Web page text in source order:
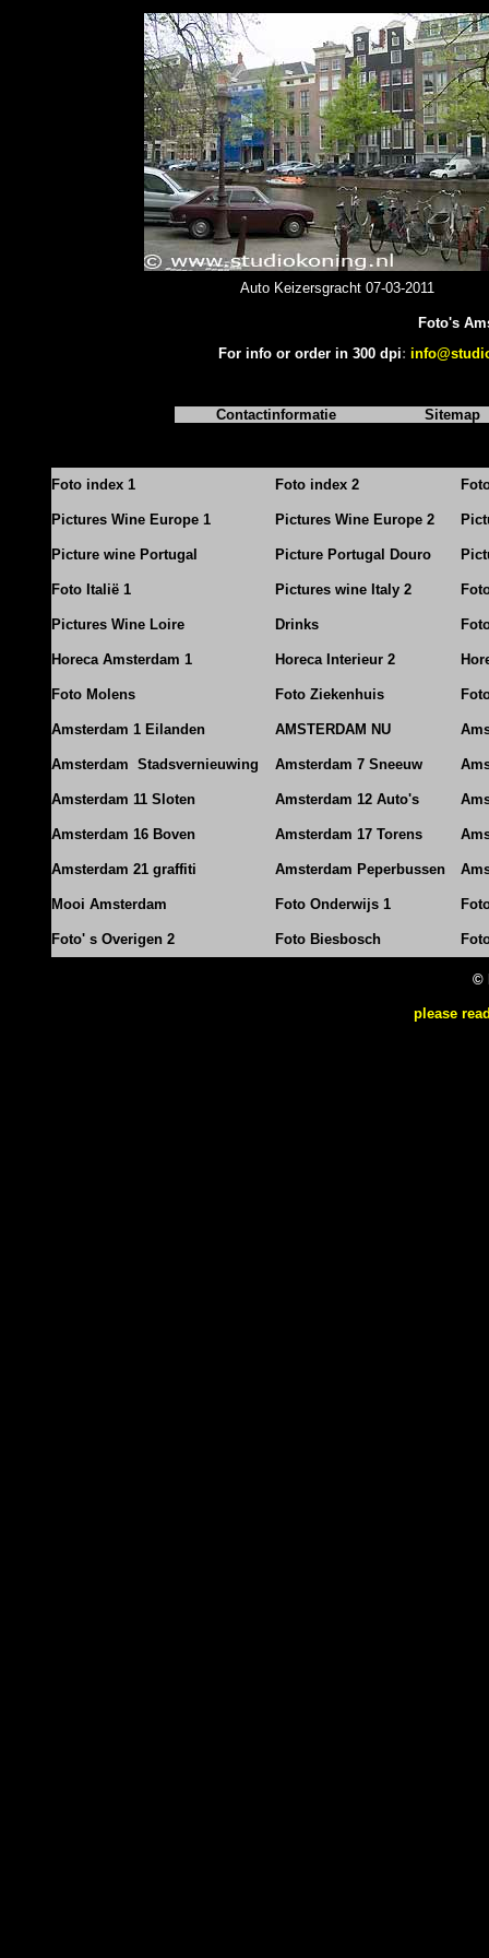
Auto Keizersgracht 07-03-2011
Foto's
For info or order in 300 dpi:
Contactinformatie Sitemap
Foto index 1 Foto index 2
Pictures Wine Europe 1 Pictures Wine Europe 2
Picture wine Portugal Picture Portugal Douro
Foto Italië 1 Pictures wine Italy 2
Pictures Wine Loire Drinks
Horeca Amsterdam 1 Horeca Interieur 2
Foto Molens Foto Ziekenhuis
Amsterdam 1 Eilanden AMSTERDAM NU
Amsterdam Stadsvernieuwing Amsterdam 7 Sneeuw
Amsterdam 11 Sloten Amsterdam 12 Auto's
Amsterdam 16 Boven Amsterdam 17 Torens
Amsterdam 21 graffiti Amsterdam Peperbussen
Mooi Amsterdam Foto Onderwijs 1
Foto' s Overigen 2 Foto Biesbosch
©
please